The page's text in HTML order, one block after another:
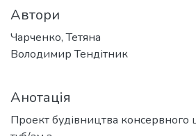
Автори
Чарченко, Тетяна
Володимир Тендітник
Анотація
Проект будівництва консервного